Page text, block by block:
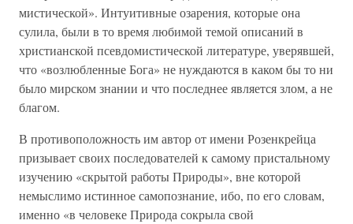
мистической». Интуитивные озарения, которые она
сулила, были в то время любимой темой описаний в
христианской псевдомистической литературе, уверявшей,
что «возлюбленные Бога» не нуждаются в каком бы то ни
было мирском знании и что последнее является злом, а не
благом.
В противоположность им автор от имени Розенкрейца
призывает своих последователей к самому пристальному
изучению «скрытой работы Природы», вне которой
немыслимо истинное самопознание, ибо, по его словам,
именно «в человеке Природа сокрыла свой